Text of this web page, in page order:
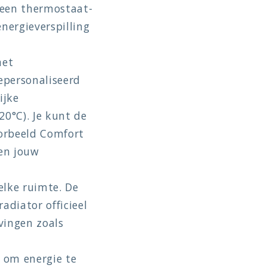
thermostaat-
Je kunt de
Comfort
jouw
ruimte. De
officieel
zoals
energie te